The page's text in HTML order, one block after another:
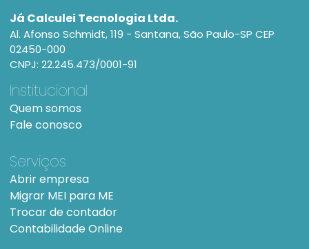
Já Calculei Tecnologia Ltda.
Al. Afonso Schmidt, 119 - Santana, São Paulo-SP CEP
02450-000
CNPJ: 22.245.473/0001-91
Institucional
Quem somos
Fale conosco
Serviços
Abrir empresa
Migrar MEI para ME
Trocar de contador
Contabilidade Online